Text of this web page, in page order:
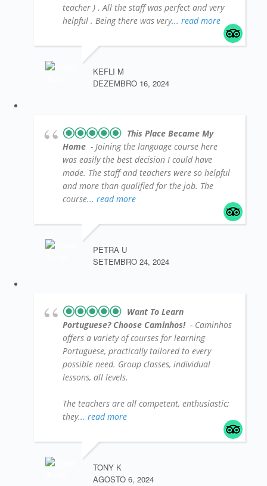
teacher ) . All the staff was perfect and very
helpful . Being there was very... read more
KEFLI M
DEZEMBRO 16, 2024
This Place Became My
Home - Joining the language course here
was easily the best decision I could have
made. The staff and teachers were so helpful
and more than qualified for the job. The
course... read more
PETRA U
SETEMBRO 24, 2024
Want To Learn
Portuguese? Choose Caminhos! - Caminhos
offers a variety of courses for learning
Portuguese, practically tailored to every
possible need. Group classes, individual
lessons, all levels.
The teachers are all competent, enthusiastic;
they... read more
TONY K
AGOSTO 6, 2024